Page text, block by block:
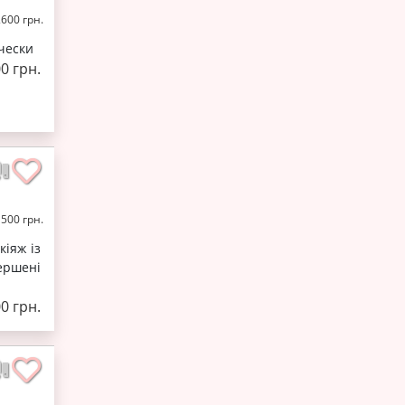
грн.
грн.
грн.
із
грн.